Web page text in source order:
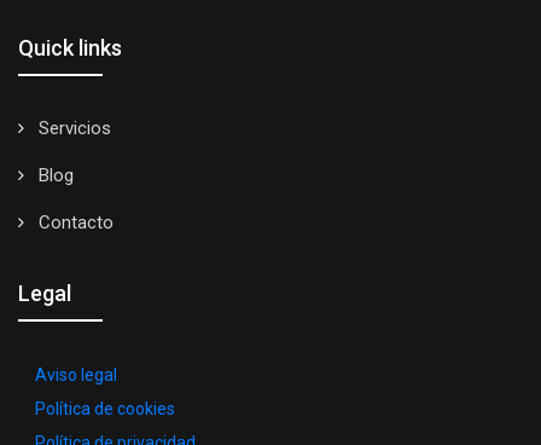
Quick links
Servicios
Blog
Contacto
Legal
Aviso legal
Política de cookies